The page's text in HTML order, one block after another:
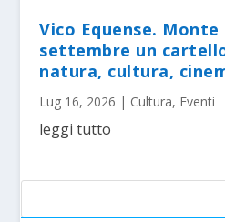
Vico Equense.
settembre un
natura, cultura,
Lug 16, 2026 | Cultura, Eventi
leggi tutto